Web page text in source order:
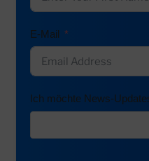
E-Mail
Ich möchte News-